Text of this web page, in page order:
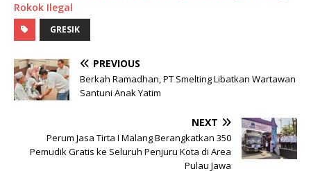
Rokok Ilegal
GRESIK
PREVIOUS
Berkah Ramadhan, PT Smelting Libatkan Wartawan
Santuni Anak Yatim
NEXT
Perum Jasa Tirta I Malang Berangkatkan 350
Pemudik Gratis ke Seluruh Penjuru Kota di Area
Pulau Jawa